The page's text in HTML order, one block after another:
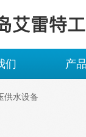
们 产
供水设备